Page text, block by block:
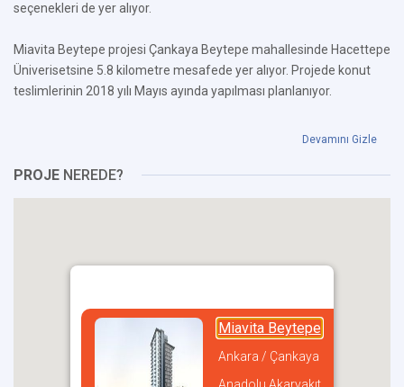
seçenekleri de yer alıyor.
Miavita Beytepe projesi Çankaya Beytepe mahallesinde Hacettepe
Üniverisetsine 5.8 kilometre mesafede yer alıyor. Projede konut
teslimlerinin 2018 yılı Mayıs ayında yapılması planlanıyor.
Devamını Gizle
PROJE NEREDE?
Miavita Beytepe
Ankara / Çankaya